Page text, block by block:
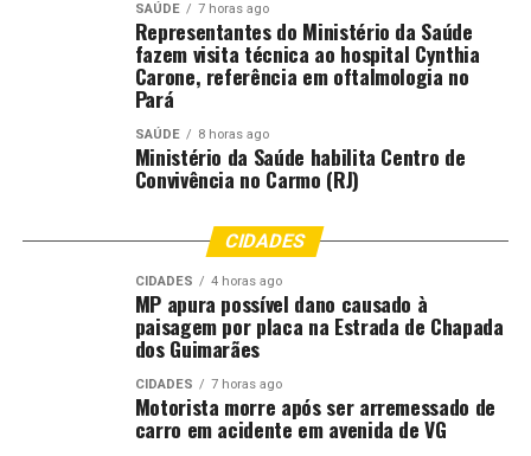
SAÚDE 7 horas ago
Representantes do Ministério da Saúde
fazem visita técnica ao hospital Cynthia
Carone, referência em oftalmologia no
Pará
SAÚDE 8 horas ago
Ministério da Saúde habilita Centro de
Convivência no Carmo (RJ)
CIDADES
CIDADES 4 horas ago
MP apura possível dano causado à
paisagem por placa na Estrada de Chapada
dos Guimarães
CIDADES 7 horas ago
Motorista morre após ser arremessado de
carro em acidente em avenida de VG